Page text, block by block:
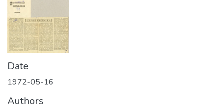
Date
1972-05-16
Authors